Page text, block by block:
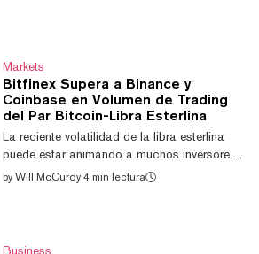
mañana. Como parte del acuerdo de
culpabilidad, la pareja ha acordado
renunciar a las ganancias de los casi
120.000 Bitcoin de los que se les acusa de
lavar. Ilya Lichtenstein y su esposa Heather
Morgan, ambos arres...
Markets
Bitfinex Supera a Binance y
Coinbase en Volumen de Trading
del Par Bitcoin-Libra Esterlina
La reciente volatilidad de la libra esterlina
puede estar animando a muchos inversores
a probar suerte en el comercio de
by Will McCurdy·4 min lectura
Business